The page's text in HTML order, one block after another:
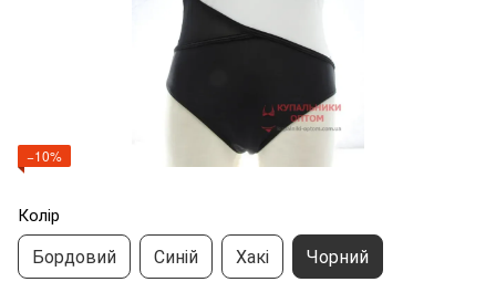
−10%
Колір
Бордовий Синій Хакі Чорний